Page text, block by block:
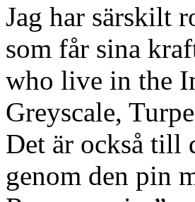
Jag har särskilt
som får sina
who live in the
Greyscale,
Det är också till
genom den pin